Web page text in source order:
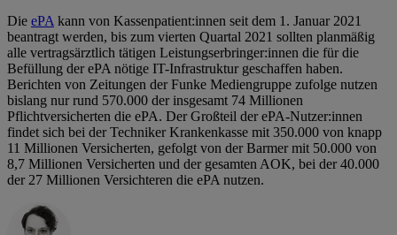
Die ePAkann von Kassenpatient:innen seit dem 1. Januar 2021
beantragt werden, bis zum vierten Quartal 2021 sollten planmäßig
alle vertragsärztlich tätigen Leistungserbringer:innen die für die
Befüllung der ePA nötige IT-Infrastruktur geschaffen haben.
Berichten von Zeitungen der Funke Mediengruppe zufolge nutzen
bislang nur rund 570.000 der insgesamt 74 Millionen
Pflichtversicherten die ePA. Der Großteil der ePA-Nutzer:innen
findet sich bei der Techniker Krankenkasse mit 350.000 von knapp
11 Millionen Versicherten, gefolgt von der Barmer mit 50.000 von
8,7 Millionen Versicherten und der gesamten AOK, bei der 40.000
der 27 Millionen Versichteren die ePA nutzen.